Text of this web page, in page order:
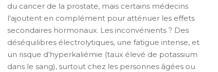
du cancer de la prostate, mais certains médecins
l’ajoutent en complément pour atténuer les effets
secondaires hormonaux. Les inconvénients ? Des
déséquilibres électrolytiques, une fatigue intense, et
un risque d’hyperkaliémie (taux élevé de potassium
dans le sang), surtout chez les personnes âgées ou